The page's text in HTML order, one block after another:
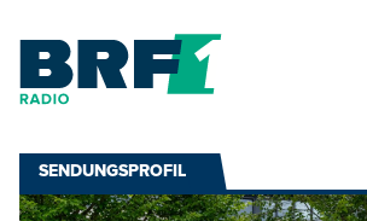
SENDUNGSPROFIL